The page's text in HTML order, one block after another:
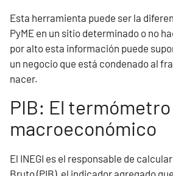
Esta herramienta puede ser la
PyME en un sitio determinado o no
por alto esta información puede
un negocio que está condenado al
nacer.
PIB: El termómetro
macroeconómico
El INEGI es el responsable de